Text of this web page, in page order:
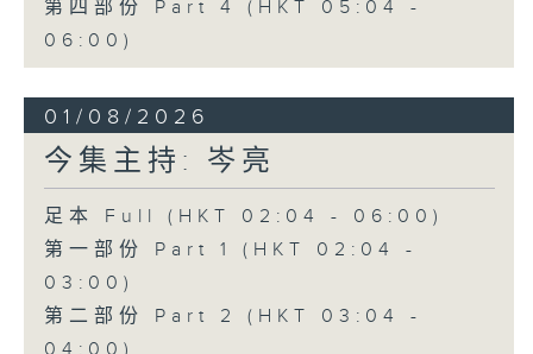
第四部份 Part 4 (HKT 05:04 -
06:00)
01/08/2026
今集主持: 岑亮
足本 Full (HKT 02:04 - 06:00)
第一部份 Part 1 (HKT 02:04 -
03:00)
第二部份 Part 2 (HKT 03:04 -